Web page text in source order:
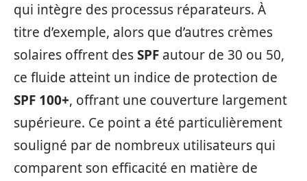
qui intègre des processus réparateurs. À
titre d’exemple, alors que d’autres crèmes
solaires offrent desSPF autour de 30 ou 50,
ce fluide atteint un indice de protection de
SPF 100+, offrant une couverture largement
supérieure. Ce point a été particulièrement
souligné par de nombreux utilisateurs qui
comparent son efficacité en matière de